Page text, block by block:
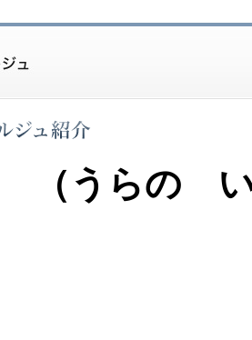
うらの い